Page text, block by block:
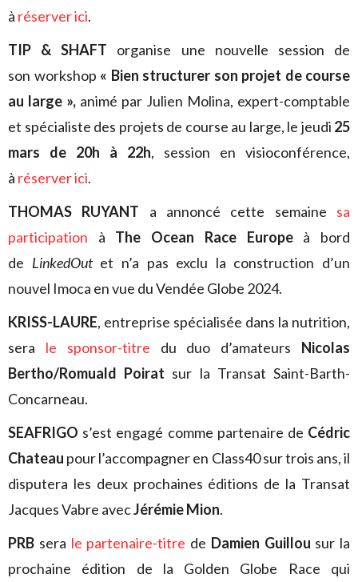
à réserver ici.
TIP & SHAFT organise une nouvelle session de
son workshop « Bien structurer son projet de course
au large », animé par Julien Molina, expert-comptable
et spécialiste des projets de course au large, le jeudi 25
mars de 20h à 22h, session en visioconférence,
à réserver ici.
THOMAS RUYANT a annoncé cette semaine sa
participation à The Ocean Race Europeà bord
de LinkedOutet n’a pas exclu la construction d’un
nouvel Imoca en vue du Vendée Globe 2024.
KRISS-LAURE, entreprise spécialisée dans la nutrition,
sera le sponsor-titre du duo d’amateurs Nicolas
Bertho/Romuald Poirat sur la Transat Saint-Barth-
Concarneau.
SEAFRIGO s’est engagé comme partenaire de Cédric
Chateau pour l’accompagner en Class40 sur trois ans, il
disputera les deux prochaines éditions de la Transat
Jacques Vabre avecJérémie Mion.
PRB sera le partenaire-titre de Damien Guillou sur la
prochaine édition de la Golden Globe Race qui